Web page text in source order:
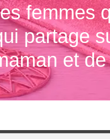
femmes
partage
et